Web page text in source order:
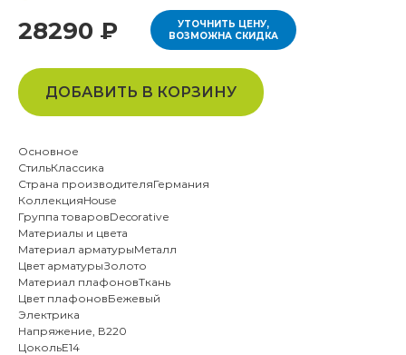
28290 ₽
УТОЧНИТЬ ЦЕНУ,
ВОЗМОЖНА СКИДКА
ДОБАВИТЬ В КОРЗИНУ
Основное
СтильКлассика
Страна производителяГермания
КоллекцияHouse
Группа товаровDecorative
Материалы и цвета
Материал арматурыМеталл
Цвет арматурыЗолото
Материал плафоновТкань
Цвет плафоновБежевый
Электрика
Напряжение, В220
ЦокольE14